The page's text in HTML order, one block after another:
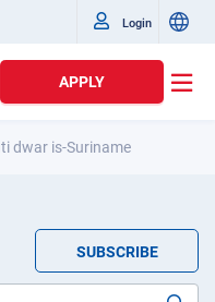
Login
APPLY
dwar is-Suriname
SUBSCRIBE